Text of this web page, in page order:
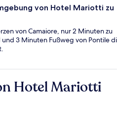
von Hotel Mariotti zu
von Camaiore, nur 2 Minuten zu
und 3 Minuten Fußweg von Pontile di
Hotel Mariotti